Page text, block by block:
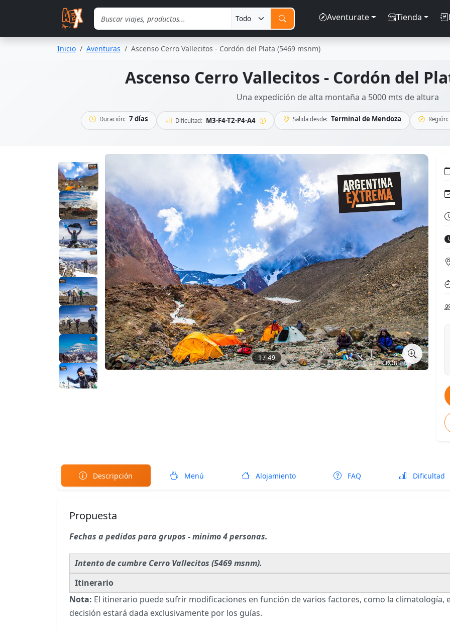
Saltar al contenido principal
Aventurate
Tienda
Inicio Aventuras Ascenso Cerro Vallecitos - Cordón del Plata (5469 msnm)
Ascenso Cerro Vallecitos - Cordón del
Una expedición de alta montaña a 5000 mts de altura
Duración: 7 días Dificultad: M3-F4-T2-P4-A4 Salida desde: Terminal de Mendoza Región:
1 / 49
Descripción Menú Alojamiento FAQ Dificultad
Propuesta
Fechas a pedidos para grupos - minimo 4 personas.
Intento de cumbre Cerro Vallecitos (5469 msnm).
Itinerario
Nota: El itinerario puede sufrir modificaciones en función de varios factores, como la climatología,
decisión estará dada exclusivamente por los guías.